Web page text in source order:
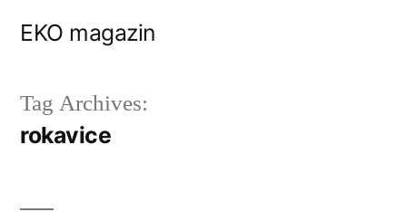
EKO magazin
Tag Archives:
rokavice